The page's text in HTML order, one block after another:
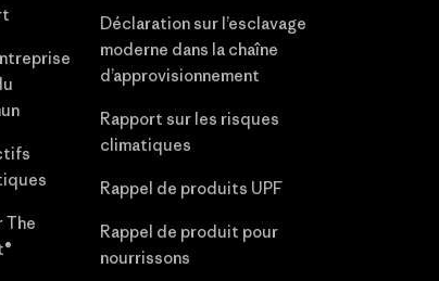
The
Déclaration sur l’esclavage
moderne dans la chaîne
d’approvisionnement
Rapport sur les risques
climatiques
Rappel de produits UPF
Rappel de produit pour
nourrissons